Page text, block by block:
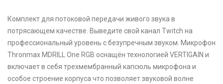
Комплект для потоковой передачи живого звука в
потрясающем качестве. Выведите свой канал Twitch на
профессиональный уровень с безупречным звуком. Микрофон
Thronmax MDRILL One RGB оснащён технологией VERTIGAIN и
включает в себя трехмембранный капсюль микрофона и
особое строение корпуса что позволяет звуковой волне